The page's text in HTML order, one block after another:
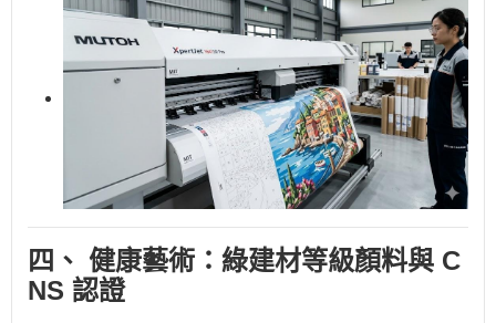
四、 健康藝術：綠建材等級顏料與 C
NS 認證